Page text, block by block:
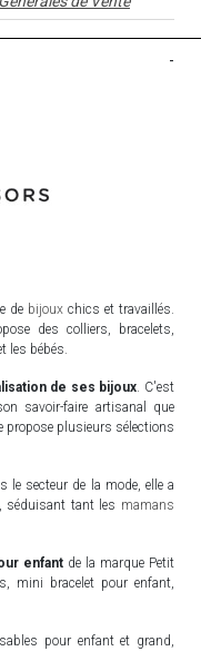
-
de bijouxchics et travaillés.
des colliers, bracelets,
les bébés.
de ses bijoux. C'est
savoir-faire artisanal que
propose plusieurs sélections
le secteur de la mode, elle a
séduisant tant les mamans
enfantde la marque Petit
mini bracelet pour enfant,
pour enfant et grand,